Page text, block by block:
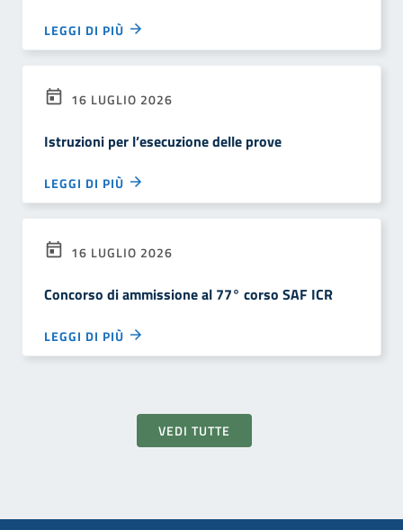
LEGGI DI PIÙ
16 LUGLIO 2026
Istruzioni per l’esecuzione delle prove
LEGGI DI PIÙ
16 LUGLIO 2026
Concorso di ammissione al 77° corso SAF ICR
LEGGI DI PIÙ
VEDI TUTTE